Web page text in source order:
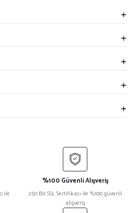
ile
%100 Güvenli Alışveriş
250 Bit SSL Sertifikası ile %100 güvenli
alışveriş